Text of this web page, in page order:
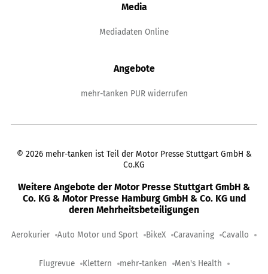
Media
Mediadaten Online
Angebote
mehr-tanken PUR widerrufen
© 2026 mehr-tanken ist Teil der Motor Presse Stuttgart GmbH &
Co.KG
Weitere Angebote der Motor Presse Stuttgart GmbH &
Co. KG & Motor Presse Hamburg GmbH & Co. KG und
deren Mehrheitsbeteiligungen
Aerokurier Auto Motor und Sport BikeX Caravaning Cavallo
Flugrevue Klettern mehr-tanken Men's Health